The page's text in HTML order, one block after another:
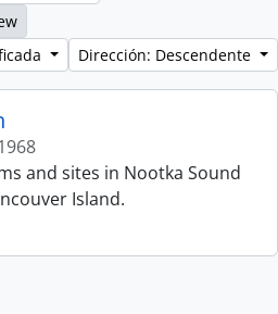
Dirección: Descendente
and sites in Nootka Sound
Island.